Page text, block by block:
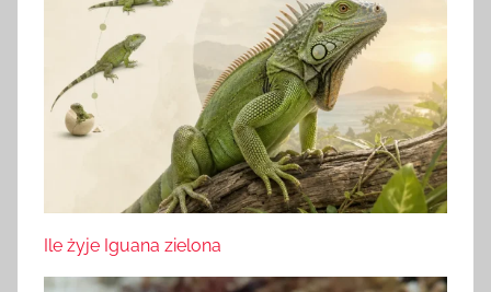
Ile żyje Iguana zielona